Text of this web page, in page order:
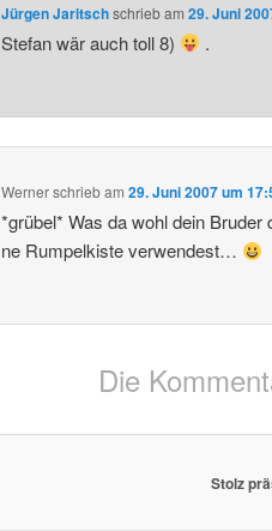
Jürgen Jaritschschriebam29. Juni
Stefan wär auch toll 8) .
Wernerschriebam29. Juni 2007 um
*grübel* Was da wohl dein
ne Rumpelkiste verwendest…
Die
Stolz